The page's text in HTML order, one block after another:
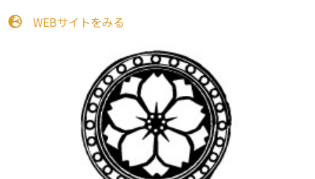
WEBサイトをみる